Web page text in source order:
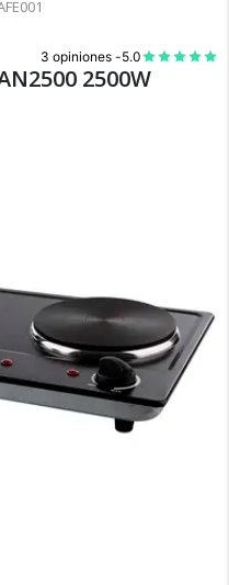
3 opiniones -5.0
2500W
×